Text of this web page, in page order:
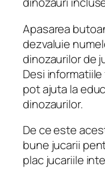
Apasarea
dezvaluie
dinozaurilor de
Desi
pot ajuta la
dinozaurilor.
De ce este
bune jucarii
plac jucariile